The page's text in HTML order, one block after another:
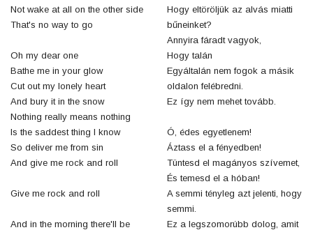
Not wake at all on the other side
That's no way to go
Oh my dear one
Bathe me in your glow
Cut out my lonely heart
And bury it in the snow
Nothing really means nothing
Is the saddest thing I know
So deliver me from sin
And give me rock and roll
Give me rock and roll
And in the morning there'll be
Hogy eltöröljük az alvás miatti
bűneinket?
Annyira fáradt vagyok,
Hogy talán
Egyáltalán nem fogok a másik
oldalon felébredni.
Ez így nem mehet tovább.
Ó, édes egyetlenem!
Áztass el a fényedben!
Tüntesd el magányos szívemet,
És temesd el a hóban!
A semmi tényleg azt jelenti, hogy
semmi.
Ez a legszomorúbb dolog, amit